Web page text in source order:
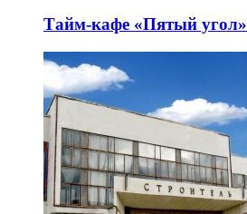
Тайм-кафе «Пятый угол»